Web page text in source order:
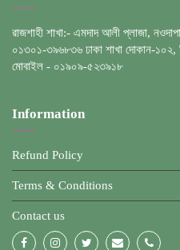
রাজশাহী শাখা:- এমদাদ আলী প্লাজা,
০১৩০১-৩৯৬৮৩৬ ঢাকা শাখা দোকান-১০২,
মোবাইল - ০১৯০৯-৫২৩৯১৮
Information
Refund Policy
Terms & Conditions
Contact us